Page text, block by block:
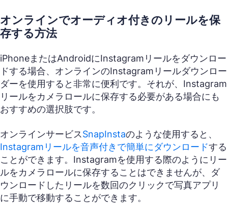
オンラインでオーディオ付きのリールを保
存する方法
iPhoneまたはAndroidにInstagramリールをダウンロー
ドする場合、オンラインのInstagramリールダウンロー
ダーを使用すると非常に便利です。それが、Instagram
リールをカメラロールに保存する必要がある場合にも
おすすめの選択肢です。
オンラインサービスSnapInstaのような使用すると、
Instagramリールを音声付きで簡単にダウンロードする
ことができます。Instagramを使用する際のようにリー
ルをカメラロールに保存することはできませんが、ダ
ウンロードしたリールを数回のクリックで写真アプリ
に手動で移動することができます。